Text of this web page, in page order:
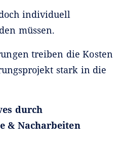
individuell
müssen.
treiben die Kosten
stark in die
durch
& Nacharbeiten